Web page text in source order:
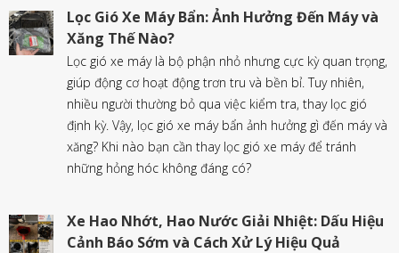
Lọc Gió Xe Máy Bẩn: Ảnh Hưởng Đến Máy và
Xăng Thế Nào?
Lọc gió xe máy là bộ phận nhỏ nhưng cực kỳ quan trọng,
giúp động cơ hoạt động trơn tru và bền bỉ. Tuy nhiên,
nhiều người thường bỏ qua việc kiểm tra, thay lọc gió
định kỳ. Vậy, lọc gió xe máy bẩn ảnh hưởng gì đến máy và
xăng? Khi nào bạn cần thay lọc gió xe máy để tránh
những hỏng hóc không đáng có?
Xe Hao Nhớt, Hao Nước Giải Nhiệt: Dấu Hiệu
Cảnh Báo Sớm và Cách Xử Lý Hiệu Quả